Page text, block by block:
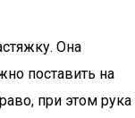
Она
поставить на
при этом рука